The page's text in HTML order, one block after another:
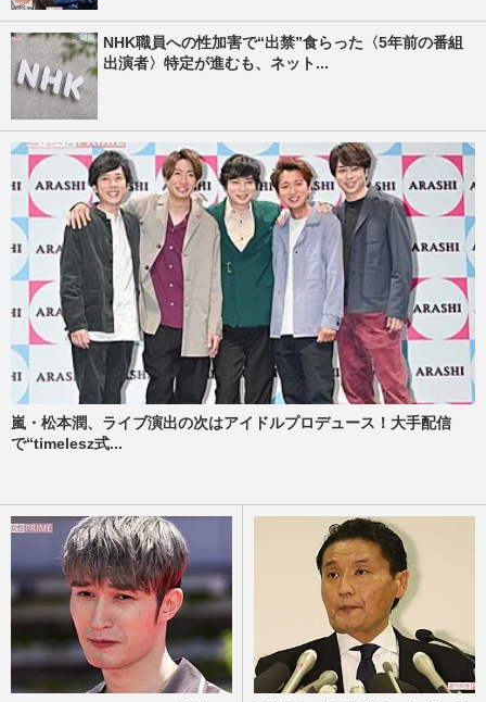
NHK職員への性加害で“出禁”食らった〈5年前の番組
出演者〉特定が進むも、ネット...
嵐・松本潤、ライブ演出の次はアイドルプロデュース！大手配信
で“timelesz式...